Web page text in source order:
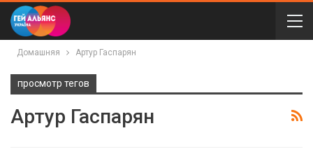
Домашняя Артур Гаспарян
просмотр тегов
Артур Гаспарян